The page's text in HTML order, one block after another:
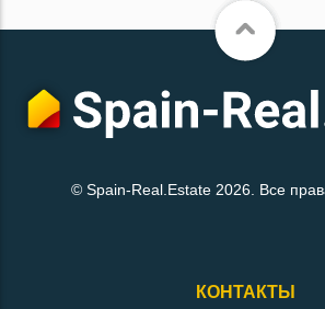
© Spain-Real.Estate 2026. Все
КОНТАКТЫ